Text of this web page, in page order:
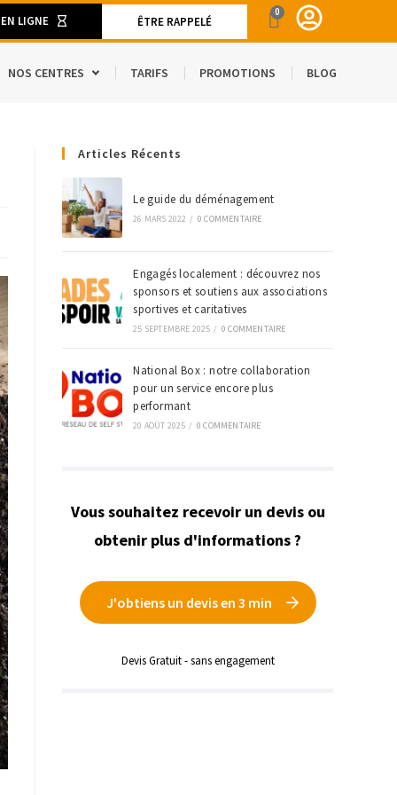
LIGNE ÊTRE RAPPELÉ
0
ET MATÉRIELS DE DÉMÉNAGEMENT
NOS CENTRES TARIFS PROMOTIONS BLOG
Articles Récents
Le guide du déménagement
26 MARS 2022 / 0 COMMENTAIRE
Engagés localement : découvrez nos
sponsors et soutiens aux associations
sportives et caritatives
25 SEPTEMBRE 2025 / 0 COMMENTAIRE
National Box : notre collaboration
pour un service encore plus
performant
20 AOÛT 2025 / 0 COMMENTAIRE
Vous souhaitez recevoir un devis ou
obtenir plus d'informations ?
J'obtiens un devis en 3 min
Devis Gratuit - sans engagement